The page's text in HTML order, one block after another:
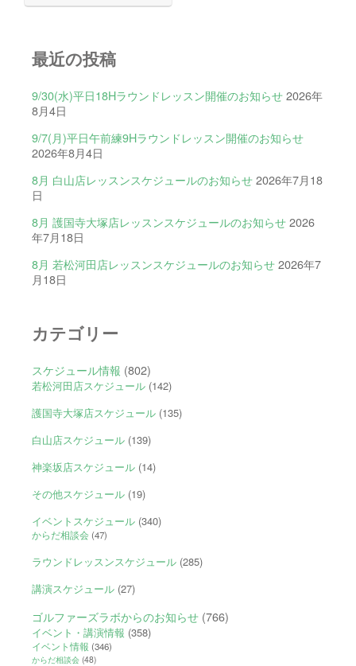
最近の投稿
9/30(水)平日18Hラウンドレッスン開催のお知らせ 2026年
8月4日
9/7(月)平日午前練9Hラウンドレッスン開催のお知らせ
2026年8月4日
8月 白山店レッスンスケジュールのお知らせ 2026年7月18
日
8月 護国寺大塚店レッスンスケジュールのお知らせ 2026
年7月18日
8月 若松河田店レッスンスケジュールのお知らせ 2026年7
月18日
カテゴリー
スケジュール情報 (802)
若松河田店スケジュール(142)
護国寺大塚店スケジュール(135)
白山店スケジュール(139)
神楽坂店スケジュール(14)
その他スケジュール(19)
イベントスケジュール(340)
からだ相談会(47)
ラウンドレッスンスケジュール(285)
講演スケジュール(27)
ゴルファーズラボからのお知らせ(766)
イベント・講演情報 (358)
イベント情報 (346)
からだ相談会(48)